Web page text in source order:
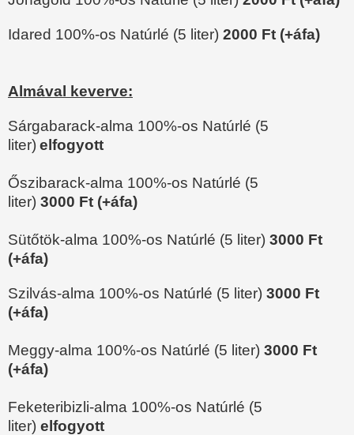
Idared 100%-os Natúrlé (5 liter) 2000 Ft (+áfa)
Almával keverve:
Sárgabarack-alma 100%-os Natúrlé (5
liter) elfogyott
Őszibarack-alma 100%-os Natúrlé (5
liter) 3000 Ft (+áfa)
Sütőtök-alma 100%-os Natúrlé (5 liter) 3000 Ft
(+áfa)
Szilvás-alma 100%-os Natúrlé (5 liter) 3000 Ft
(+áfa)
Meggy-alma 100%-os Natúrlé (5 liter) 3000 Ft
(+áfa)
Feketeribizli-alma 100%-os Natúrlé (5
liter) elfogyott